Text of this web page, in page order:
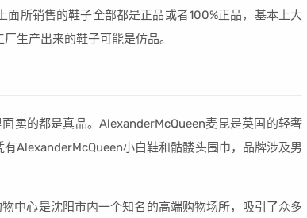
所销售的鞋子全部都是正品或者100%正品，基本上大
生产出来的鞋子可能是仿品。
卖的都是真品。AlexanderMcQueen麦昆是英国的轻奢
AlexanderMcQueen小白鞋和骷髅头围巾，品牌涉及男
中心是沈阳市内一个知名的高端购物场所，吸引了众多